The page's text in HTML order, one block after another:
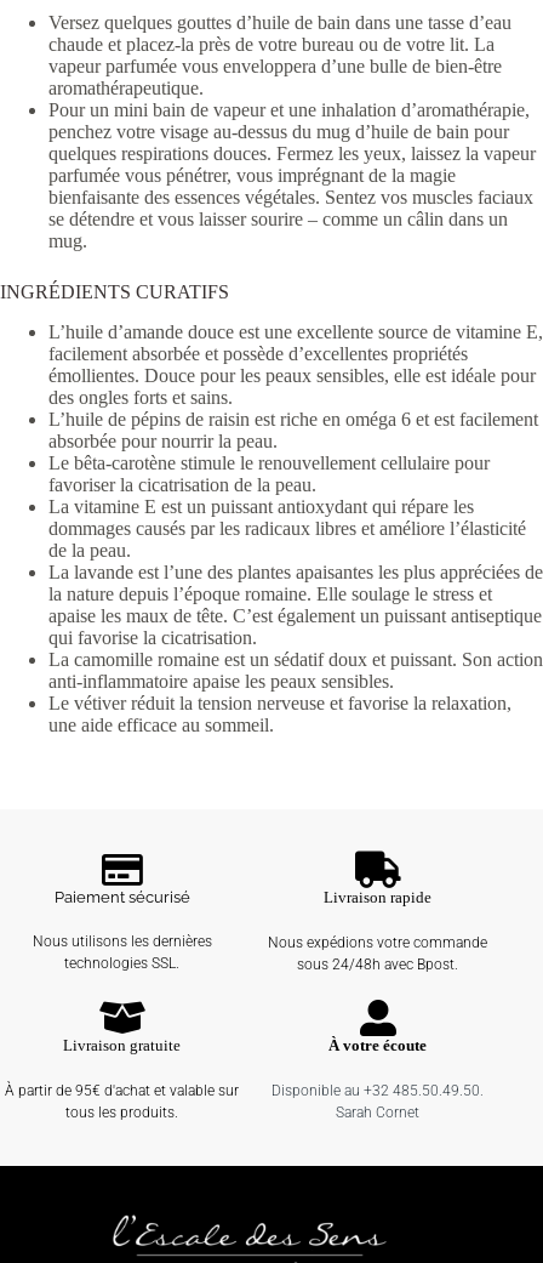
Versez quelques gouttes d’huile de bain dans une tasse d’eau
chaude et placez-la près de votre bureau ou de votre lit. La
vapeur parfumée vous enveloppera d’une bulle de bien-être
aromathérapeutique.
Pour un mini bain de vapeur et une inhalation d’aromathérapie,
penchez votre visage au-dessus du mug d’huile de bain pour
quelques respirations douces. Fermez les yeux, laissez la vapeur
parfumée vous pénétrer, vous imprégnant de la magie
bienfaisante des essences végétales. Sentez vos muscles faciaux
se détendre et vous laisser sourire – comme un câlin dans un
mug.
INGRÉDIENTS CURATIFS
L’huile d’amande douce est une excellente source de vitamine E,
facilement absorbée et possède d’excellentes propriétés
émollientes. Douce pour les peaux sensibles, elle est idéale pour
des ongles forts et sains.
L’huile de pépins de raisin est riche en oméga 6 et est facilement
absorbée pour nourrir la peau.
Le bêta-carotène stimule le renouvellement cellulaire pour
favoriser la cicatrisation de la peau.
La vitamine E est un puissant antioxydant qui répare les
dommages causés par les radicaux libres et améliore l’élasticité
de la peau.
La lavande est l’une des plantes apaisantes les plus appréciées de
la nature depuis l’époque romaine. Elle soulage le stress et
apaise les maux de tête. C’est également un puissant antiseptique
qui favorise la cicatrisation.
La camomille romaine est un sédatif doux et puissant. Son action
anti-inflammatoire apaise les peaux sensibles.
Le vétiver réduit la tension nerveuse et favorise la relaxation,
une aide efficace au sommeil.
Paiement sécurisé
Nous utilisons les dernières
technologies SSL.
Livraison rapide
Nous expédions votre commande
sous 24/48h avec Bpost.
Livraison gratuite
À partir de 95€ d'achat et valable sur
tous les produits.
À votre écoute
Disponible au +32 485.50.49.50.
Sarah Cornet